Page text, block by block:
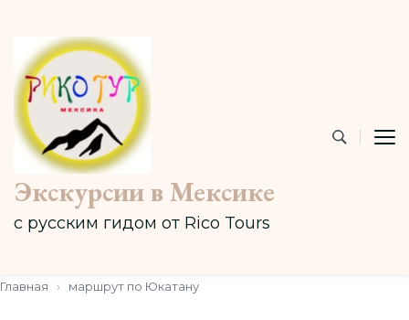
Экскурсии в Мексике
с русским гидом от Rico Tours
Главная › маршрут по Юкатану